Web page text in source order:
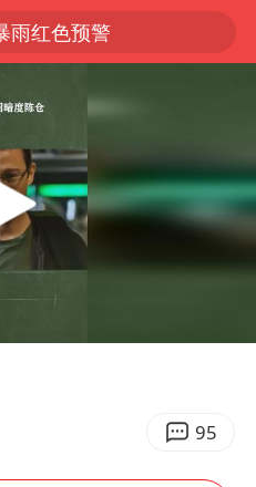
雨红色预警
逼近浙闽沿海
四川宜宾5.5级地震后余震为何不断
5次眼壁置换
上海轨交全网络地面高架区段限速运行
95